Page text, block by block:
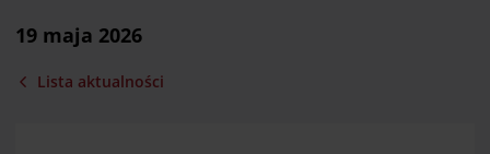
19 maja 2026
Lista aktualności